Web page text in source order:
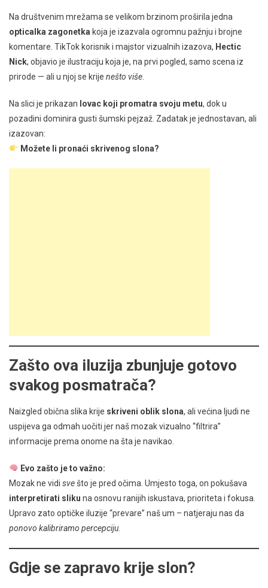
Na društvenim mrežama se velikom brzinom proširila jedna
opticalka zagonetka koja je izazvala ogromnu pažnju i brojne
komentare. TikTok korisnik i majstor vizualnih izazova, Hectic
Nick, objavio je ilustraciju koja je, na prvi pogled, samo scena iz
prirode — ali u njoj se krije nešto više
Na slici je prikazan lovac koji promatra svoju metu, dok u
pozadini dominira gusti šumski pejzaž. Zadatak je jednostavan, ali
izazovan:
Možete li pronaći skrivenog slona?
Zašto ova iluzija zbunjuje gotovo
svakog posmatrača?
Naizgled obična slika krije skriveni oblik slona, ali većina ljudi ne
uspijeva ga odmah uočiti jer naš mozak vizualno “filtrira”
informacije prema onome na šta je navikao.
Evo zašto je to važno:
Mozak ne vidi svešto je pred očima. Umjesto toga, on pokušava
interpretirati sliku na osnovu ranijih iskustava, prioriteta i fokusa.
Upravo zato optičke iluzije “prevare” naš um – natjeraju nas da
ponovo kalibriramo percepciju
Gdje se zapravo krije slon?